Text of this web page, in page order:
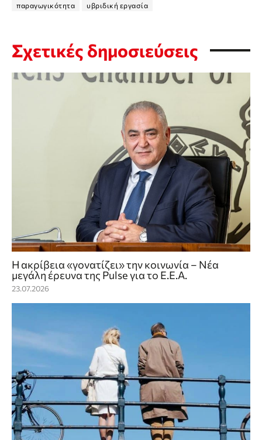
παραγωγικότητα υβριδική εργασία
Σχετικές δημοσιεύσεις
Η ακρίβεια «γονατίζει» την κοινωνία – Νέα
μεγάλη έρευνα της Pulse για το Ε.Ε.Α.
23.07.2026